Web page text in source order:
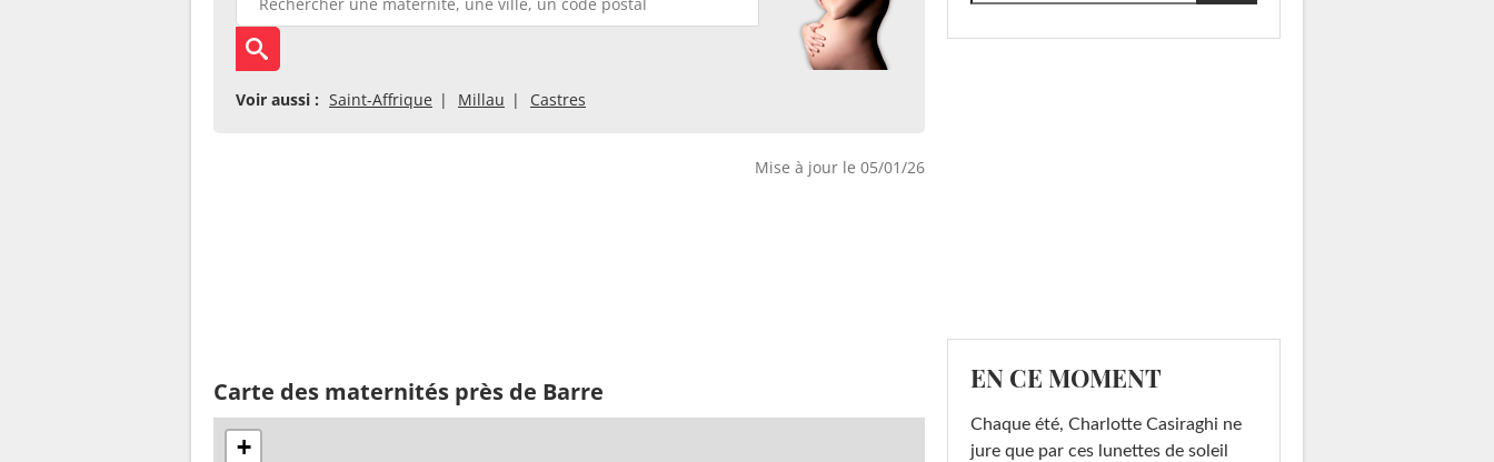
Voir aussi : Saint-Affrique Millau Castres
Mise à jour le 05/01/26
Carte des maternités près de Barre
+
EN CE MOMENT
Chaque été, Charlotte Casiraghi ne
jure que par ces lunettes de soleil